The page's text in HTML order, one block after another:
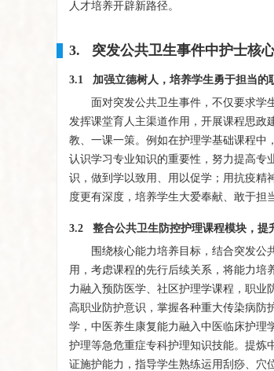
人才培养开辟新路径。
3. 突发公共卫生事件中护士核
3.1 加强立德树人，培养学生勇于担当的
面对突发公共卫生事件，不仅要求学
发挥课堂育人主渠道作用，开展课程思政
教、一课一策。例如在护理学基础课程中
认识学习专业知识的重要性，努力提高专
识，做到学以致用、用以促学；用抗疫精
度更有深度，培养学生大爱奉献、敢于担
3.2 整合公共卫生防控护理课程模块，提
围绕核心能力培养目标，结合突发
用，考虑课程的先行后续关系，将能力
力融入预防医学、社区护理学课程，职业
高职业防护意识，掌握各种重大传染病
学，中医养生康复能力融入中医临床护理
护理等急危重症专科护理知识技能。提炼
证施护能力，指导学生熟练运用刮痧、穴